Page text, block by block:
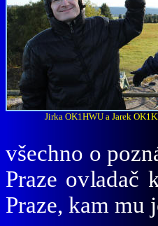
Jirka OK1HWU a Jarek
všechno o
Praze ovladač
Praze, kam mu